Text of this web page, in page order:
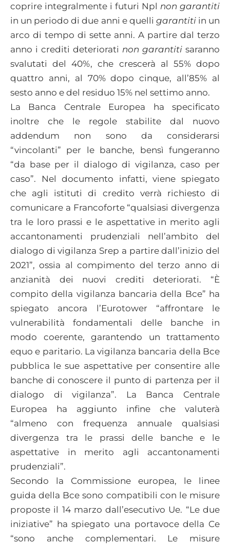
coprire integralmente i futuri Npl non garantiti
in un periodo di due anni e quelli garantitiin un
arco di tempo di sette anni. A partire dal terzo
anno i crediti deteriorati non garantiti saranno
svalutati del 40%, che crescerà al 55% dopo
quattro anni, al 70% dopo cinque, all’85% al
sesto anno e del residuo 15% nel settimo anno.
La Banca Centrale Europea ha specificato
inoltre che le regole stabilite dal nuovo
addendum non sono da considerarsi
“vincolanti” per le banche, bensì fungeranno
“da base per il dialogo di vigilanza, caso per
caso”. Nel documento infatti, viene spiegato
che agli istituti di credito verrà richiesto di
comunicare a Francoforte “qualsiasi divergenza
tra le loro prassi e le aspettative in merito agli
accantonamenti prudenziali nell’ambito del
dialogo di vigilanza Srep a partire dall’inizio del
2021”, ossia al compimento del terzo anno di
anzianità dei nuovi crediti deteriorati. “È
compito della vigilanza bancaria della Bce” ha
spiegato ancora l’Eurotower “affrontare le
vulnerabilità fondamentali delle banche in
modo coerente, garantendo un trattamento
equo e paritario. La vigilanza bancaria della Bce
pubblica le sue aspettative per consentire alle
banche di conoscere il punto di partenza per il
dialogo di vigilanza”. La Banca Centrale
Europea ha aggiunto infine che valuterà
“almeno con frequenza annuale qualsiasi
divergenza tra le prassi delle banche e le
aspettative in merito agli accantonamenti
prudenziali”.
Secondo la Commissione europea, le linee
guida della Bce sono compatibili con le misure
proposte il 14 marzo dall’esecutivo Ue. “Le due
iniziative” ha spiegato una portavoce della Ce
“sono anche complementari. Le misure